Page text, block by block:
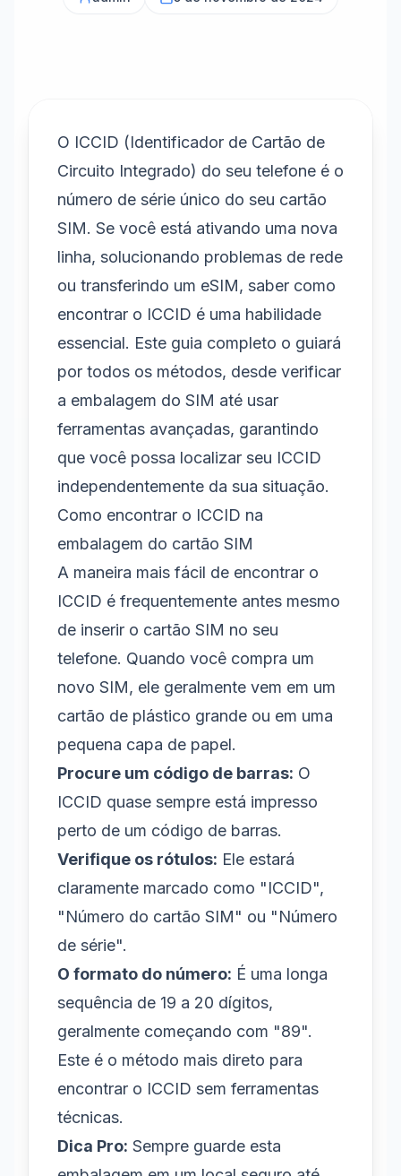
O ICCID (Identificador de Cartão de
Circuito Integrado) do seu telefone é o
número de série único do seu cartão
SIM. Se você está ativando uma nova
linha, solucionando problemas de rede
ou transferindo um eSIM, saber como
encontrar o ICCID é uma habilidade
essencial. Este guia completo o guiará
por todos os métodos, desde verificar
a embalagem do SIM até usar
ferramentas avançadas, garantindo
que você possa localizar seu ICCID
independentemente da sua situação.
Como encontrar o ICCID na
embalagem do cartão SIM
A maneira mais fácil de encontrar o
ICCID é frequentemente antes mesmo
de inserir o cartão SIM no seu
telefone. Quando você compra um
novo SIM, ele geralmente vem em um
cartão de plástico grande ou em uma
pequena capa de papel.
Procure um código de barras: O
ICCID quase sempre está impresso
perto de um código de barras.
Verifique os rótulos: Ele estará
claramente marcado como "ICCID",
"Número do cartão SIM" ou "Número
de série".
O formato do número: É uma longa
sequência de 19 a 20 dígitos,
geralmente começando com "89".
Este é o método mais direto para
encontrar o ICCID sem ferramentas
técnicas.
Dica Pro: Sempre guarde esta